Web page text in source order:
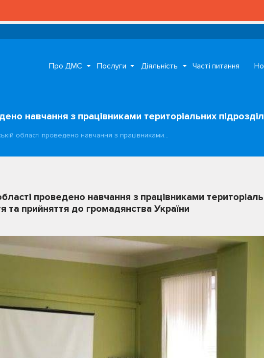
Про ДМС Послуги Діяльність Часті питання
навчання з працівниками територіальних
області проведено навчання з працівниками…
проведено навчання з працівниками
та прийняття до громадянства України